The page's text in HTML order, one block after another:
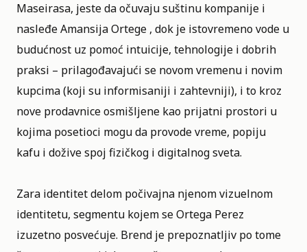
Maseirasa, jeste da očuvaju suštinu kompanije i
nasleđe Amansija Ortege , dok je istovremeno vode u
budućnost uz pomoć intuicije, tehnologije i dobrih
praksi – prilagođavajući se novom vremenu i novim
kupcima (koji su informisaniji i zahtevniji), i to kroz
nove prodavnice osmišljene kao prijatni prostori u
kojima posetioci mogu da provode vreme, popiju
kafu i dožive spoj fizičkog i digitalnog sveta.
Zara identitet delom počivajna njenom vizuelnom
identitetu, segmentu kojem se Ortega Perez
izuzetno posvećuje. Brend je prepoznatljiv po tome